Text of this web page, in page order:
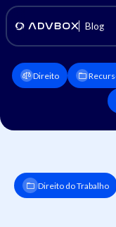
Blog
Direito
Direito do Trabalho